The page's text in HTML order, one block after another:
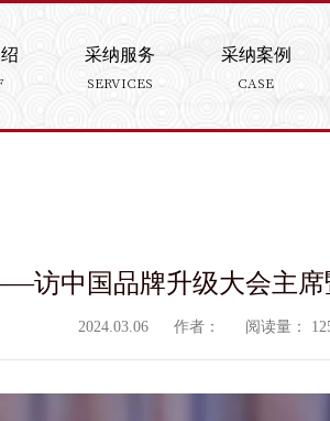
采纳服务
SERVICES
采纳案例
CASE
中国品牌升级大会主席
2024.03.06 作者： 阅读量：